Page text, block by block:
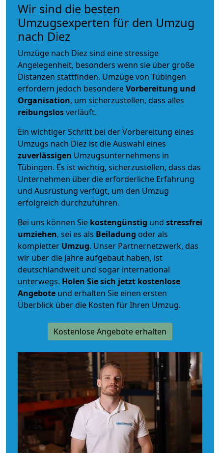
Wir sind die besten
Umzugsexperten für den Umzug
nach Diez
Umzüge nach Diez sind eine stressige
Angelegenheit, besonders wenn sie über große
Distanzen stattfinden. Umzüge von Tübingen
erfordern jedoch besondereVorbereitung und
Organisation, um sicherzustellen, dass alles
reibungslosverläuft.
Ein wichtiger Schritt bei der Vorbereitung eines
Umzugs nach Diez ist die Auswahl eines
zuverlässigen Umzugsunternehmens in
Tübingen. Es ist wichtig, sicherzustellen, dass das
Unternehmen über die erforderliche Erfahrung
und Ausrüstung verfügt, um den Umzug
erfolgreich durchzuführen.
Bei uns können Sie kostengünstig und stressfrei
umziehen, sei es als Beiladung oder als
kompletter Umzug. Unser Partnernetzwerk, das
wir über die Jahre aufgebaut haben, ist
deutschlandweit und sogar international
unterwegs. Holen Sie sich jetzt kostenlose
Angebote und erhalten Sie einen ersten
Überblick über die Kosten für Ihren Umzug.
Kostenlose Angebote erhalten